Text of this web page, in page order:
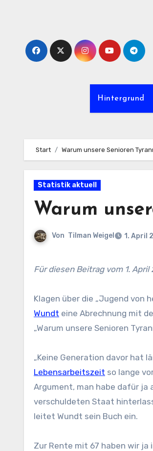
Hintergrund
Start Warum unsere Senioren
Statistik aktuell
Warum
Von Tilman Weigel 1. April
Für diesen Beitrag vom 1.
Klagen über die „Jugend von
Wundt eine Abrechnung mit
„Warum unsere Senioren
„Keine Generation davor hat
Lebensarbeitszeit so lange
Argument, man habe dafür ja
verschuldeten Staat
leitet Wundt sein Buch ein.
Zur Rente mit 67 haben wir ja